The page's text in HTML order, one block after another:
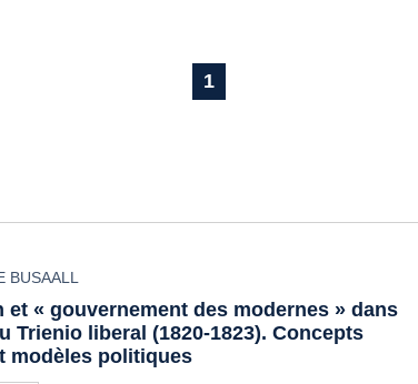
1
BUSAALL
et « gouvernement des modernes » dans
Trienio liberal (1820-1823). Concepts
modèles politiques